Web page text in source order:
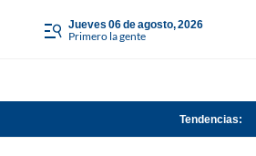
jueves 06 de agosto, 2026
Primero la gente
Tendencias: